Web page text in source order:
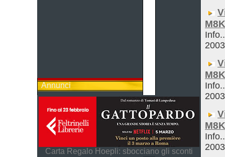
Annunci
Carta Regalo Hoepli: sbocciano gli sconti
2003
2003
2003